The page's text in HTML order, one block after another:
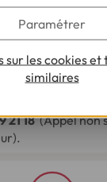
au vendredi de
21 18(Appel non
Paramétrer
sur les cookies
similaires